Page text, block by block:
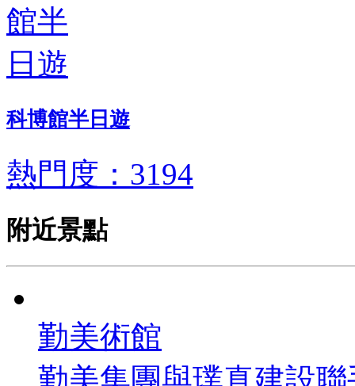
科博館半日遊
熱門度：3194
附近景點
勤美術館